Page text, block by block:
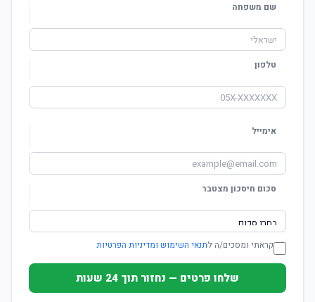
שם משפחה
טלפון
אימייל
סכום חיסכון מצטבר
קראתי ומסכים/ה לתנאי השימוש ומדיניות הפרטיות
שלחו פרטים — נחזור תוך 24 שעות